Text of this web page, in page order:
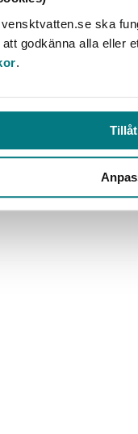
ska
godkänna alla
.